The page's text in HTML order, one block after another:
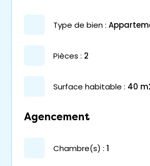
type de bien :
pièces : 2
surface habitable : 40
Agencement
chambre(s) : 1